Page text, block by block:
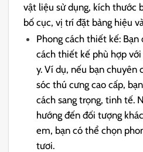
vật liệu sử dụng, kích thước
bố cục, vị trí đặt bảng hiệu
Phong cách thiết kế: Bạn
cách thiết kế phù hợp
y. Ví dụ, nếu bạn chuyên
sóc thú cưng cao cấp,
cách sang trọng, tinh tế.
hướng đến đối tượng
em, bạn có thể chọn
tươi.